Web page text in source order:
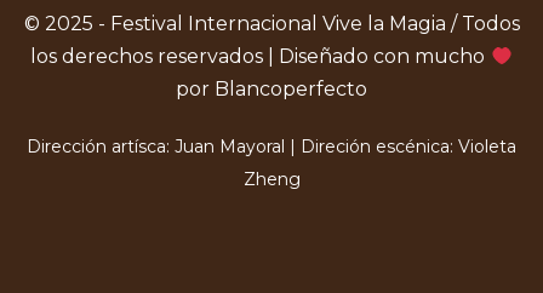
© 2025 - Festival Internacional Vive la Magia / Todos
los derechos reservados | Diseñado con mucho
por Blancoperfecto
Dirección artísca: Juan Mayoral | Direción escénica: Violeta
Zheng